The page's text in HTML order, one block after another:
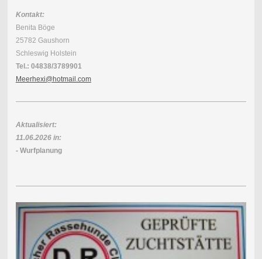
Kontakt:
Benita Böge
25782 Gaushorn
Schleswig Holstein
Tel.: 04838/3789901
Meerhexi@hotmail.com
Aktualisiert:
11.06.2026 in:
- Wurfplanung